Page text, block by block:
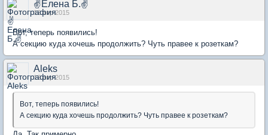
✌Елена Б.✌
12 апр 2015
Вот, теперь появились!
А секцию куда хочешь продолжить? Чуть правее к розеткам?
Aleks
12 апр 2015
Вот, теперь появились!
А секцию куда хочешь продолжить? Чуть правее к розеткам?